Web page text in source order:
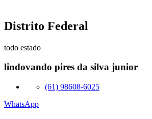
Distrito Federal
todo estado
lindovando pires da silva junior
(61) 98608-6025
WhatsApp